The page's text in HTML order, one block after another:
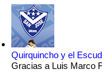
Quirquincho y el
Gracias a Luis Marco